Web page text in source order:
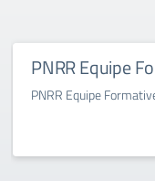
PNRR Equipe
PNRR Equipe